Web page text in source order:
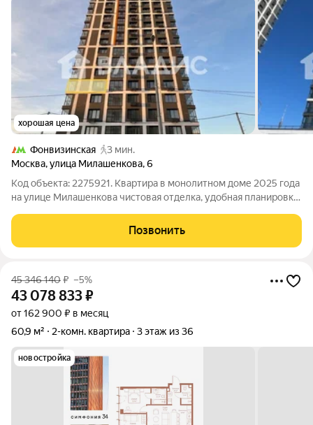
хорошая цена
Фонвизинская
3 мин.
Москва,улица Милашенкова,6
Код объекта: 2275921. Квартира в монолитном доме 2025 года
на улице Милашенкова чистовая отделка, удобная планировка
стены, ровные полы и готовая к обживанию площадь 45,8 м.
Утренний свет
Позвонить
45 346 140₽ –5%
43 078 833₽
от 162 900 ₽ в месяц
60,9 м²
2-комн. квартира 3 этаж из 36
новостройка